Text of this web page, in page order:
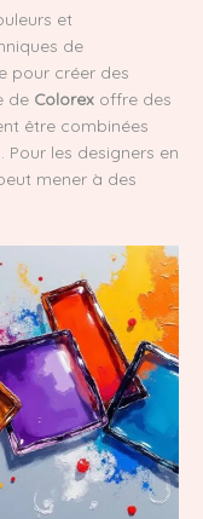
et
de
pour créer des
de Colorex offre des
être combinées
les designers en
mener à des